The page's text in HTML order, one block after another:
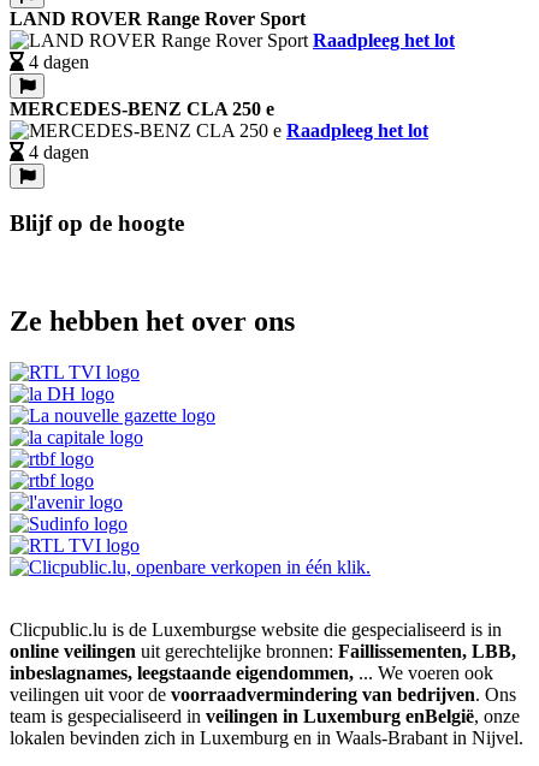
LAND ROVER Range Rover Sport
Raadpleeg het lot
4 dagen
MERCEDES-BENZ CLA 250 e
Raadpleeg het lot
4 dagen
Blijf op de hoogte
Ze hebben het over ons
Clicpublic.lu is de Luxemburgse website die gespecialiseerd is in
online veilingen uit gerechtelijke bronnen: Faillissementen, LBB,
inbeslagnames, leegstaande eigendommen, ... We voeren ook
veilingen uit voor de voorraadvermindering van bedrijven. Ons
team is gespecialiseerd in veilingen in Luxemburg enBelgië, onze
lokalen bevinden zich in Luxemburg en in Waals-Brabant in Nijvel.